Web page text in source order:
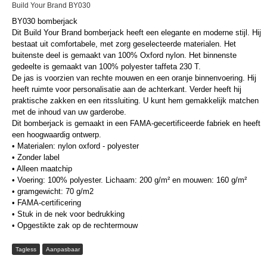
Build Your Brand BY030
BY030 bomberjack
Dit Build Your Brand bomberjack heeft een elegante en moderne stijl. Hij
bestaat uit comfortabele, met zorg geselecteerde materialen. Het
buitenste deel is gemaakt van 100% Oxford nylon. Het binnenste
gedeelte is gemaakt van 100% polyester taffeta 230 T.
De jas is voorzien van rechte mouwen en een oranje binnenvoering. Hij
heeft ruimte voor personalisatie aan de achterkant. Verder heeft hij
praktische zakken en een ritssluiting. U kunt hem gemakkelijk matchen
met de inhoud van uw garderobe.
Dit bomberjack is gemaakt in een FAMA-gecertificeerde fabriek en heeft
een hoogwaardig ontwerp.
• Materialen: nylon oxford - polyester
• Zonder label
• Alleen maatchip
• Voering: 100% polyester. Lichaam: 200 g/m² en mouwen: 160 g/m²
• gramgewicht: 70 g/m2
• FAMA-certificering
• Stuk in de nek voor bedrukking
• Opgestikte zak op de rechtermouw
Tagless Aanpasbaar